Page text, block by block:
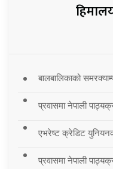
बालबालिकाको
प्रवासमा नेपाली
एभरेष्ट क्रेडिट
प्रवासमा नेपाली